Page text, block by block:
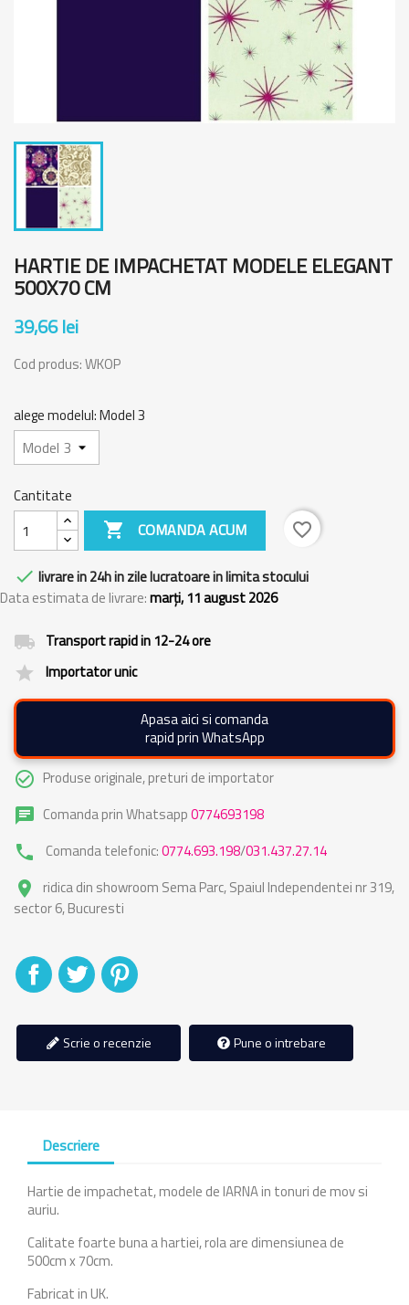
HARTIE DE IMPACHETAT MODELE ELEGANT
500X70 CM
39,66 lei
Cod produs:WKOP
alege modelul: Model 3
Cantitate
 COMANDA ACUM favorite_border
 livrare in 24h in zile lucratoare in limita stocului
Data estimata de livrare:marți, 11 august 2026
local_shipping Transport rapid in 12-24 ore
grade Importator unic
Apasa aici si comanda
rapid prin WhatsApp
check_circle_outline Produse originale, preturi de importator
chat Comanda prin Whatsapp0774693198
phone Comanda telefonic:0774.693.198/031.437.27.14
place
ridica din showroom Sema Parc, Spaiul Independentei nr 319,
sector 6, Bucuresti
DistribuitiTweet
Scrie o recenzie Pune o intrebare
Descriere
Hartie de impachetat, modele de IARNA in tonuri de mov si
auriu.
Calitate foarte buna a hartiei, rola are dimensiunea de
500cm x 70cm.
Fabricat in UK.